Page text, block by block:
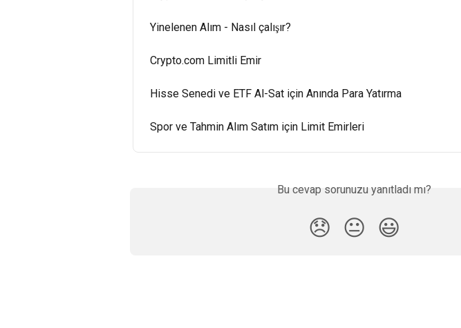
Yinelenen Alım - Nasıl çalışır?
Crypto.com Limitli Emir
Hisse Senedi ve ETF Al-Sat için Anında Para Yatırma
Spor ve Tahmin Alım Satım için Limit Emirleri
Bu cevap sorunuzu yanıtladı mı?
😞 😐 😃